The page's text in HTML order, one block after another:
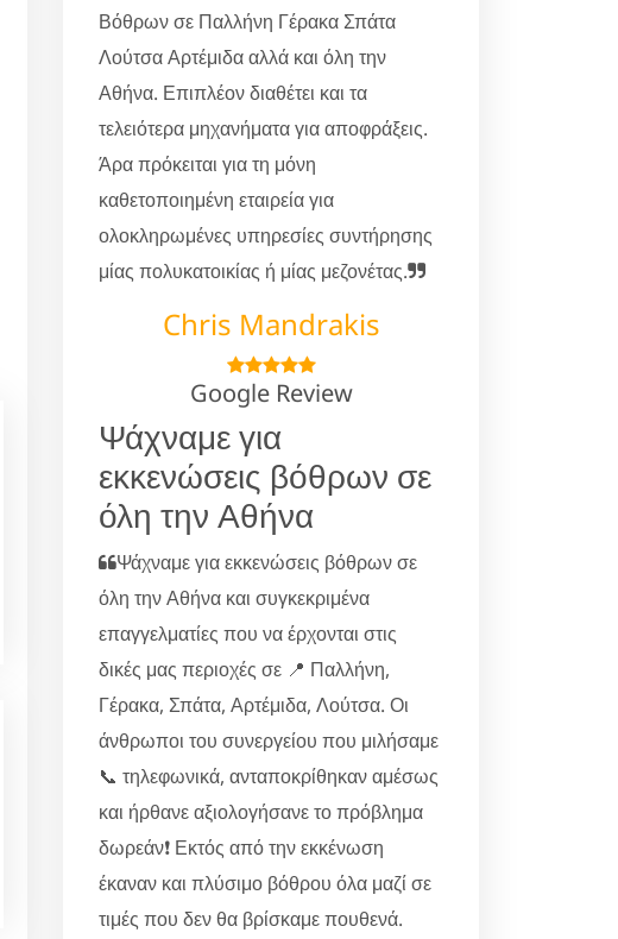
Βόθρων σε Παλλήνη Γέρακα Σπάτα
Λούτσα Αρτέμιδα αλλά και όλη την
Αθήνα. Επιπλέον διαθέτει και τα
τελειότερα μηχανήματα για αποφράξεις.
Άρα πρόκειται για τη μόνη
καθετοποιημένη εταιρεία για
ολοκληρωμένες υπηρεσίες συντήρησης
μίας πολυκατοικίας ή μίας μεζονέτας.
Chris Mandrakis
Google Review
Ψάχναμε για
εκκενώσεις βόθρων σε
όλη την Αθήνα
Ψάχναμε για εκκενώσεις βόθρων σε
όλη την Αθήνα και συγκεκριμένα
επαγγελματίες που να έρχονται στις
δικές μας περιοχές σε 📍 Παλλήνη,
Γέρακα, Σπάτα, Αρτέμιδα, Λούτσα. Οι
άνθρωποι του συνεργείου που μιλήσαμε
📞 τηλεφωνικά, ανταποκρίθηκαν αμέσως
και ήρθανε αξιολογήσανε το πρόβλημα
δωρεάν❗ Εκτός από την εκκένωση
έκαναν και πλύσιμο βόθρου όλα μαζί σε
τιμές που δεν θα βρίσκαμε πουθενά.